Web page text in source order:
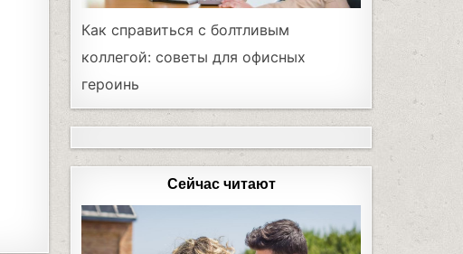
Как справиться с болтливым
коллегой: советы для офисных
героинь
Сейчас читают